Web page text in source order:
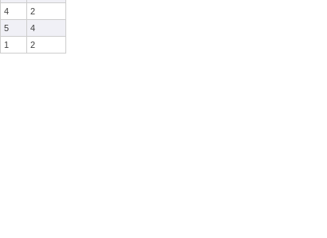
4
2
5
4
1 2